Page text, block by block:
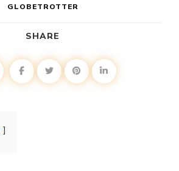
GLOBETROTTER
SHARE